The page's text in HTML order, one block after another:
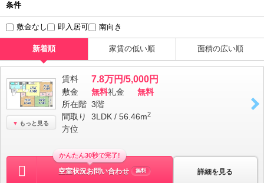
条件
敷金なし 即入居可 南向き
新着順 家賃の低い順 面積の広い順
もっと見る
賃料 7.8万円/5,000円
敷金 無料礼金
無料
所在階 3階
間取り
3LDK / 56.46m2
方位
詳細を見る
かんたん30秒で完了!
空室状況お問い合わせ 無料